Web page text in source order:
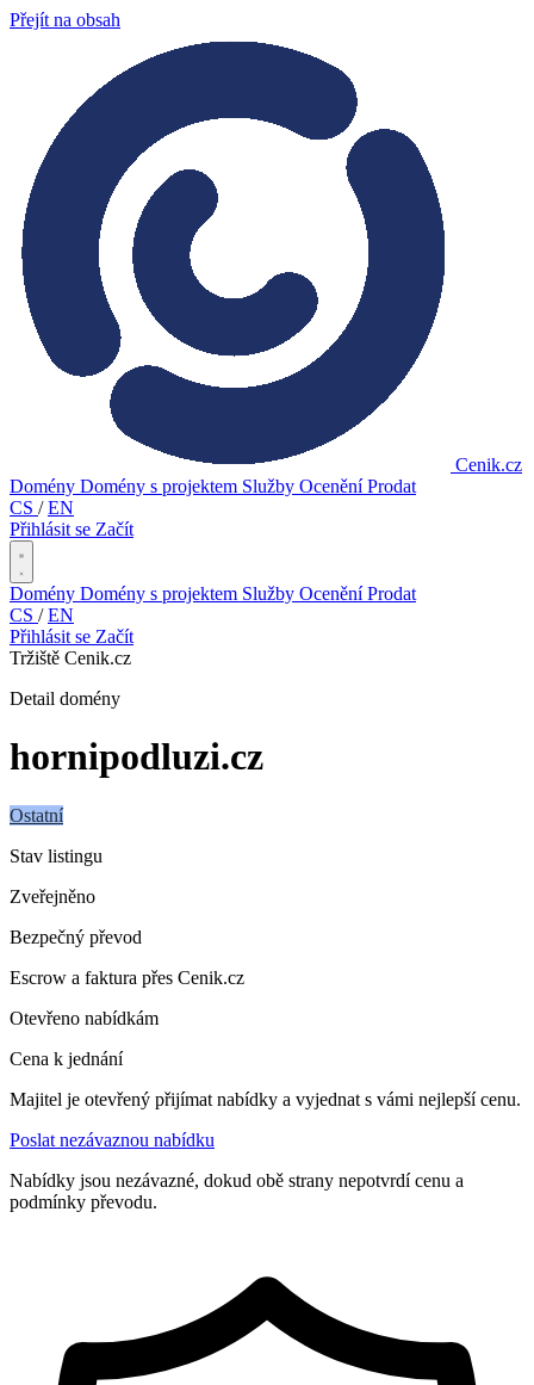
Přejít na obsah
Cenik.cz
Domény Domény s projektem Služby OceněníProdat
CS / EN
Přihlásit se Začít
Domény Domény s projektem Služby OceněníProdat
CS / EN
Přihlásit se Začít
Tržiště Cenik.cz
Detail domény
hornipodluzi.cz
Ostatní
Stav listingu
Zveřejněno
Bezpečný převod
Escrow a faktura přes Cenik.cz
Otevřeno nabídkám
Cena k jednání
Majitel je otevřený přijímat nabídky a vyjednat s vámi nejlepší cenu.
Poslat nezávaznou nabídku
Nabídky jsou nezávazné, dokud obě strany nepotvrdí cenu a
podmínky převodu.